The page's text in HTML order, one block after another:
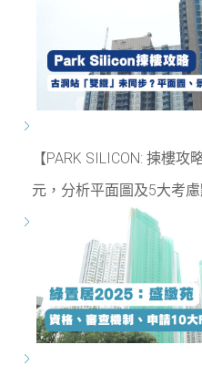
【PARK SILICON: 揀樓
元，分析平面圖及5大考